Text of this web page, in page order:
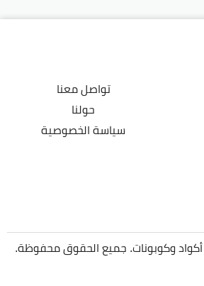
تواصل معنا
حولنا
سياسة الخصوصية